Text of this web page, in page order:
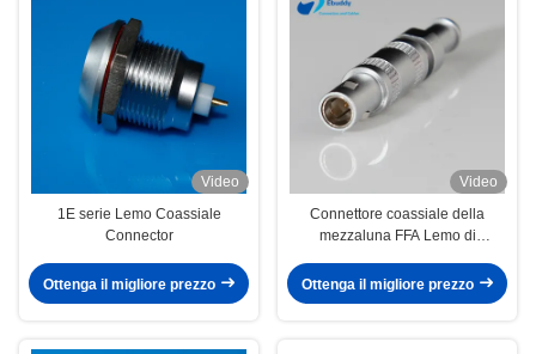
Video
1E serie Lemo Coassiale
Connector
Ottenga il migliore prezzo
Video
Connettore coassiale della
mezzaluna FFA Lemo di
l'incavo maschio
Ottenga il migliore prezzo